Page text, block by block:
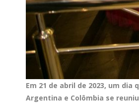
Em 21 de abril de 2023, um
Argentina e Colômbia se